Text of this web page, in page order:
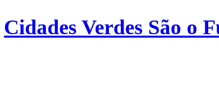
Cidades Verdes São o